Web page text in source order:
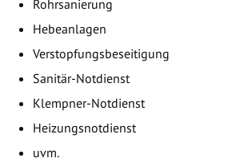
Rohrsanierung
Hebeanlagen
Verstopfungsbeseitigung
Sanitär-Notdienst
Klempner-Notdienst
Heizungsnotdienst
uvm.